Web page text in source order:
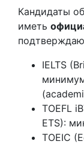
Кандидаты
иметь
IELTS
TOEFL
ETS):
TOEIC